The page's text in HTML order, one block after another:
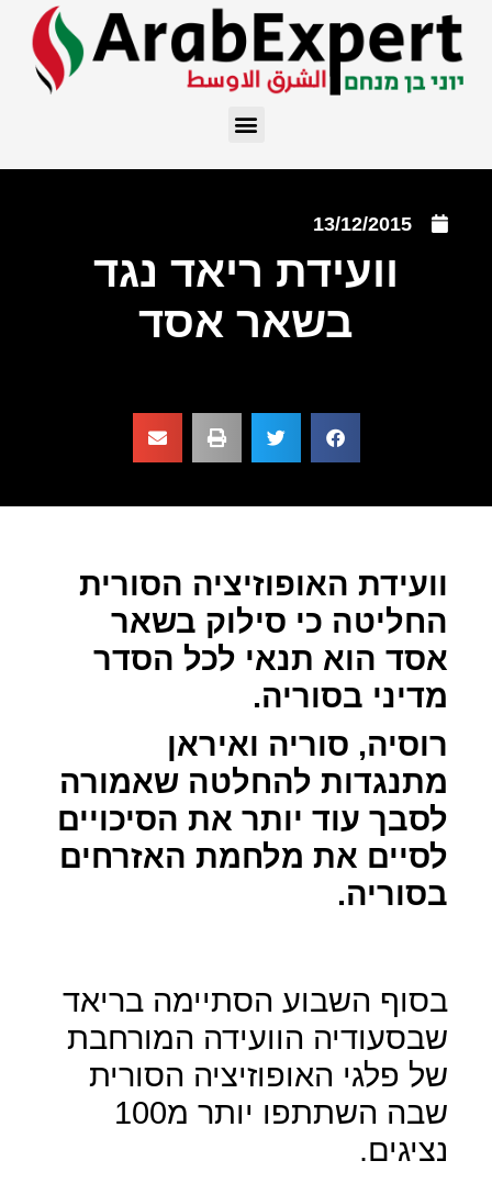
13/12/2015
וועידת ריאד נגד
בשאר אסד
וועידת האופוזיציה הסורית
החליטה כי סילוק בשאר
אסד הוא תנאי לכל הסדר
מדיני בסוריה.
רוסיה, סוריה ואיראן
מתנגדות להחלטה שאמורה
לסבך עוד יותר את הסיכויים
לסיים את מלחמת האזרחים
בסוריה.
בסוף השבוע הסתיימה בריאד
שבסעודיה הוועידה המורחבת
של פלגי האופוזיציה הסורית
שבה השתתפו יותר מ100
נציגים.